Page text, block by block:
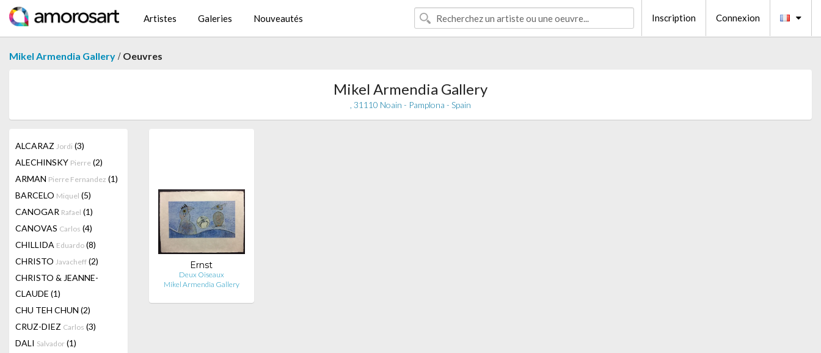
Artistes Galeries Nouveautés Inscription Connexion
Mikel Armendia Gallery / Oeuvres
Mikel Armendia Gallery
, 31110 Noain - Pamplona - Spain
ALCARAZ Jordi (3)
ALECHINSKY Pierre (2)
ARMAN Pierre Fernandez (1)
BARCELO Miquel (5)
CANOGAR Rafael (1)
CANOVAS Carlos (4)
CHILLIDA Eduardo (8)
CHRISTO Javacheff (2)
CHRISTO & JEANNE-
CLAUDE (1)
CHU TEH CHUN (2)
CRUZ-DIEZ Carlos (3)
DALI Salvador (1)
Ernst
Deux Oiseaux
Mikel Armendia Gallery